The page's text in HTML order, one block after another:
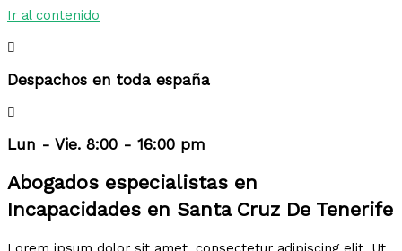
Ir al contenido
Despachos en toda españa
Lun - Vie. 8:00 - 16:00 pm
Abogados especialistas en
Incapacidades en Santa Cruz De Tenerife